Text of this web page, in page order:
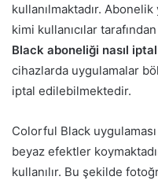
kullanılmaktadır.
kimi kullanıcılar
Black aboneliği nasıl
cihazlarda uygulamalar
iptal edilebilmektedir.
Colorful Black
beyaz efektler
kullanılır. Bu şekilde